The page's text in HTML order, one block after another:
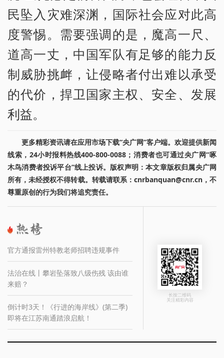
民坠入灾难深渊，国际社会应对此高
度警惕。需要强调的是，魔高一尺、
道高一丈，中国军队有足够的能力反
制威胁挑衅，让侵略者付出难以承受
的代价，捍卫国家主权、安全、发展
利益。
更多精彩资讯请在应用市场下载“央广网”客户端。欢迎提供新闻
线索，24小时报料热线400-800-0088；消费者也可通过央广网“啄
木鸟消费者投诉平台”线上投诉。版权声明：本文章版权归属央广网
所有，未经授权不得转载。转载请联系：cnrbanquan@cnr.cn，不
尊重原创的行为我们将追究责任。
官方通报雷州特教老师招聘违规事件
法治在线丨攀岩坠落致八级伤残 该由谁
来赔？
倒计时3天！《行进的海岸线》(第二季)
即将在江苏南通踏浪启航！
长按二维码
关注精彩内容